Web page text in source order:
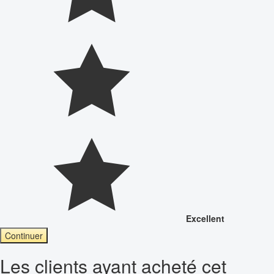
Excellent
Continuer
Les clients ayant acheté cet